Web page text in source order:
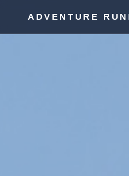
ADVENTURE